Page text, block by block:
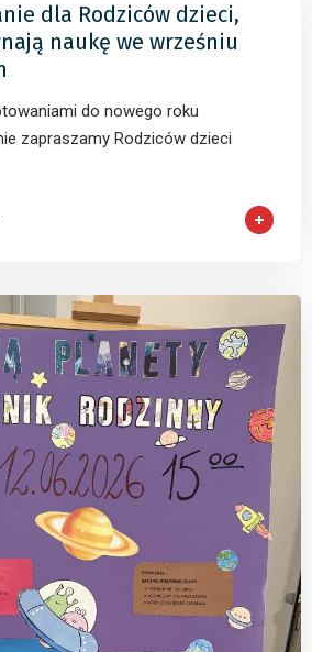
dla Rodziców dzieci,
naukę we wrześniu
do nowego roku
zapraszamy Rodziców dzieci